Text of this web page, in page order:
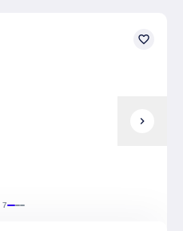
в слующих видах
chevron_right
7
favorite_border